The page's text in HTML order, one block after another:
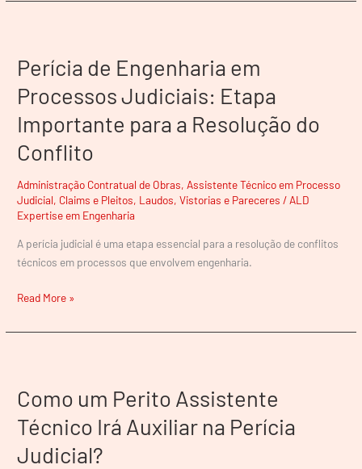
Perícia de Engenharia em
Processos Judiciais: Etapa
Importante para a Resolução do
Conflito
Administração Contratual de Obras,Assistente Técnico em Processo
Judicial, Claims e Pleitos, Laudos, Vistorias e Pareceres /ALD
Expertise em Engenharia
A perícia judicial é uma etapa essencial para a resolução de conflitos
técnicos em processos que envolvem engenharia.
Engenharia
Processos
Judiciais:
Etapa
Importante
a
Resolução
Conflito
Read More »
Como um Perito Assistente
Técnico Irá Auxiliar na Perícia
Judicial?
Perito
Técnico
Irá